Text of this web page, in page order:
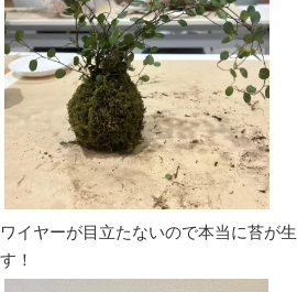
ワイヤーが目立たないので本当に苔が
す！